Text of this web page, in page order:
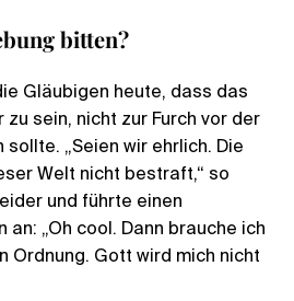
bitten?
Gläubigen heute, dass das
zu sein, nicht zur Furch vor der
„Seien wir ehrlich. Die
Welt nicht bestraft,“ so
und führte einen
an: „Oh cool. Dann brauche ich
Ordnung. Gott wird mich nicht